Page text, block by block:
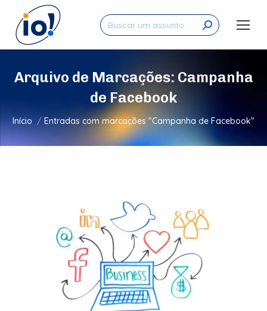
Search:
Arquivo de Marcações: Campanha
de Facebook
Você está aqui:
Início Entradas com marcações "Campanha de Facebook"